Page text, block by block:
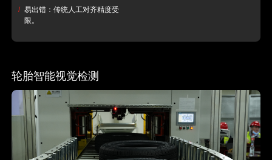
/ 易出错：传统人工对齐精度受
限。
轮胎智能视觉检测